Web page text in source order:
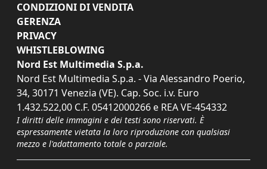
CONDIZIONI DI VENDITA
GERENZA
PRIVACY
WHISTLEBLOWING
Nord Est Multimedia S.p.a.
Nord Est Multimedia S.p.a. - Via Alessandro Poerio,
34, 30171 Venezia (VE). Cap. Soc. i.v. Euro
1.432.522,00 C.F. 05412000266 e REA VE-454332
I diritti delle immagini e dei testi sono riservati. È
espressamente vietata la loro riproduzione con qualsiasi
mezzo e l'adattamento totale o parziale.